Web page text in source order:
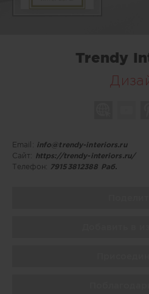
Email: info@trendy-interiors.ru
Сайт: https://trendy-interiors.ru/
Телефон: 79153812388 Раб.
Trendy